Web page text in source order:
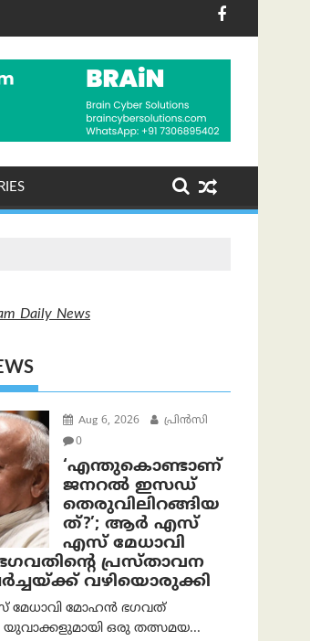
രാഷ്ട്രീയ
Daily News
Aug 6, 2026
പ്രിന്‍സി
0
‘എന്തുകൊണ്ടാണ്
ജനറൽ ഇസഡ്
തെരുവിലിറങ്ങിയ
ത്?’; ആര്‍ എസ്
എസ് മേധാവി
പ്രസ്താവന
വഴിയൊരുക്കി
മോഹൻ ഭഗവത്
ഒരു തത്സമയ...